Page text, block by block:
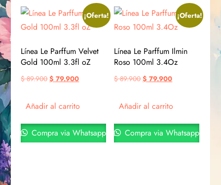
¡Oferta!
Línea Le Parffum Velvet
Gold 100ml 3.3fl oZ
$89.900 $ 79.900
Añadir al carrito
Compra via Whatsapp
¡Oferta!
Línea Le Parffum Ilmin
Roso 100ml 3.4Oz
$89.900 $ 79.900
Añadir al carrito
Compra via Whatsapp